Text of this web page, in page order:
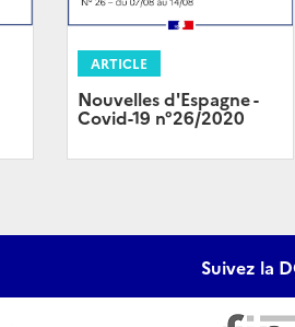
ARTICLE
Nouvelles d'Espagne -
Covid-19 n°26/2020
Suivez la